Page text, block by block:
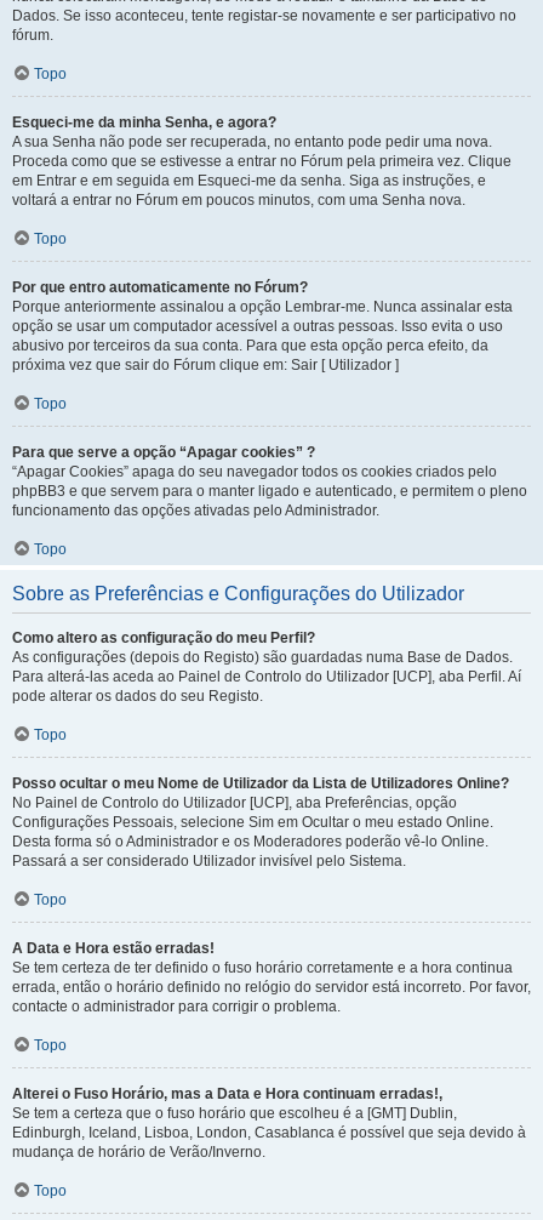
Dados. Se isso aconteceu, tente registar-se novamente e ser participativo no
fórum.
Topo
Esqueci-me da minha Senha, e agora?
A sua Senha não pode ser recuperada, no entanto pode pedir uma nova.
Proceda como que se estivesse a entrar no Fórum pela primeira vez. Clique
em Entrar e em seguida em Esqueci-me da senha. Siga as instruções, e
voltará a entrar no Fórum em poucos minutos, com uma Senha nova.
Topo
Por que entro automaticamente no Fórum?
Porque anteriormente assinalou a opção Lembrar-me. Nunca assinalar esta
opção se usar um computador acessível a outras pessoas. Isso evita o uso
abusivo por terceiros da sua conta. Para que esta opção perca efeito, da
próxima vez que sair do Fórum clique em: Sair [ Utilizador ]
Topo
Para que serve a opção “Apagar cookies” ?
“Apagar Cookies” apaga do seu navegador todos os cookies criados pelo
phpBB3 e que servem para o manter ligado e autenticado, e permitem o pleno
funcionamento das opções ativadas pelo Administrador.
Topo
Sobre as Preferências e Configurações do Utilizador
Como altero as configuração do meu Perfil?
As configurações (depois do Registo) são guardadas numa Base de Dados.
Para alterá-las aceda ao Painel de Controlo do Utilizador [UCP], aba Perfil. Aí
pode alterar os dados do seu Registo.
Topo
Posso ocultar o meu Nome de Utilizador da Lista de Utilizadores Online?
No Painel de Controlo do Utilizador [UCP], aba Preferências, opção
Configurações Pessoais, selecione Sim em Ocultar o meu estado Online.
Desta forma só o Administrador e os Moderadores poderão vê-lo Online.
Passará a ser considerado Utilizador invisível pelo Sistema.
Topo
A Data e Hora estão erradas!
Se tem certeza de ter definido o fuso horário corretamente e a hora continua
errada, então o horário definido no relógio do servidor está incorreto. Por favor,
contacte o administrador para corrigir o problema.
Topo
Alterei o Fuso Horário, mas a Data e Hora continuam erradas!,
Se tem a certeza que o fuso horário que escolheu é a [GMT] Dublin,
Edinburgh, Iceland, Lisboa, London, Casablanca é possível que seja devido à
mudança de horário de Verão/Inverno.
Topo